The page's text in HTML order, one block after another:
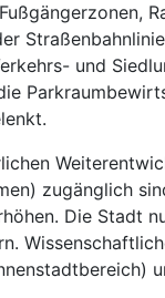
und
zugänglich
Die Stadt